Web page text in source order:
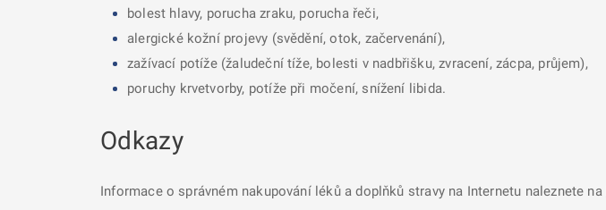
bolest hlavy, porucha zraku, porucha řeči,
alergické kožní projevy (svědění, otok, začervenání),
zažívací potíže (žaludeční tíže, bolesti v nadbřišku, zvracení, zácpa, průjem),
poruchy krvetvorby, potíže při močení, snížení libida.
Odkazy
Informace o správném nakupování léků a doplňků stravy na Internetu naleznete na